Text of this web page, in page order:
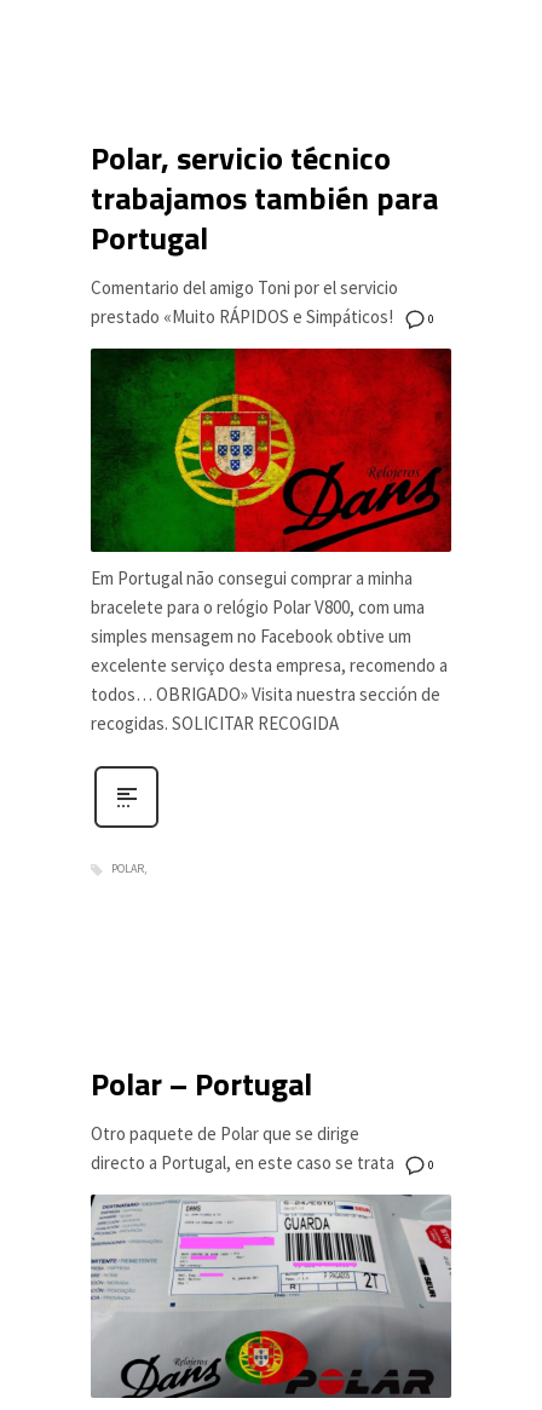
Polar, servicio técnico
trabajamos también para
Portugal
0
Comentario del amigo Toni por el servicio
prestado «Muito RÁPIDOS e Simpáticos!
Em Portugal não consegui comprar a minha
bracelete para o relógio Polar V800, com uma
simples mensagem no Facebook obtive um
excelente serviço desta empresa, recomendo a
todos… OBRIGADO» Visita nuestra sección de
recogidas. SOLICITAR RECOGIDA
POLAR
Polar – Portugal
0
Otro paquete de Polar que se dirige
directo a Portugal, en este caso se trata